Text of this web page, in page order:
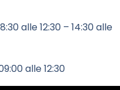
alle 12:30 – 14:30 alle
alle 12:30